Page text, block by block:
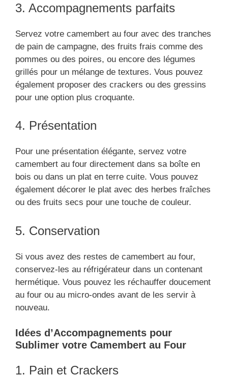
3. Accompagnements parfaits
Servez votre camembert au four avec des tranches
de pain de campagne, des fruits frais comme des
pommes ou des poires, ou encore des légumes
grillés pour un mélange de textures. Vous pouvez
également proposer des crackers ou des gressins
pour une option plus croquante.
4. Présentation
Pour une présentation élégante, servez votre
camembert au four directement dans sa boîte en
bois ou dans un plat en terre cuite. Vous pouvez
également décorer le plat avec des herbes fraîches
ou des fruits secs pour une touche de couleur.
5. Conservation
Si vous avez des restes de camembert au four,
conservez-les au réfrigérateur dans un contenant
hermétique. Vous pouvez les réchauffer doucement
au four ou au micro-ondes avant de les servir à
nouveau.
Idées d’Accompagnements pour
Sublimer votre Camembert au Four
1. Pain et Crackers